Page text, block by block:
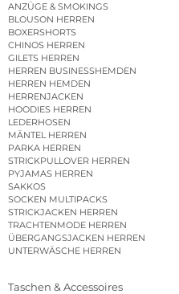
ANZÜGE & SMOKINGS
BLOUSON HERREN
BOXERSHORTS
CHINOS HERREN
GILETS HERREN
HERREN BUSINESSHEMDEN
HERREN HEMDEN
HERRENJACKEN
HOODIES HERREN
LEDERHOSEN
MÄNTEL HERREN
PARKA HERREN
STRICKPULLOVER HERREN
PYJAMAS HERREN
SAKKOS
SOCKEN MULTIPACKS
STRICKJACKEN HERREN
TRACHTENMODE HERREN
ÜBERGANGSJACKEN HERREN
UNTERWÄSCHE HERREN
Taschen & Accessoires